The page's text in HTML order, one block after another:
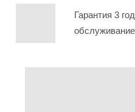
Гарантия 3
обслуживание